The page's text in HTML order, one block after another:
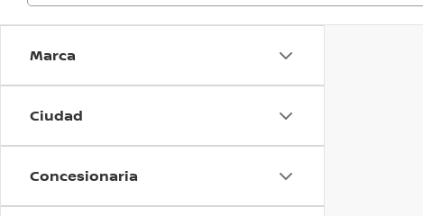
Marca
Ciudad
Concesionaria